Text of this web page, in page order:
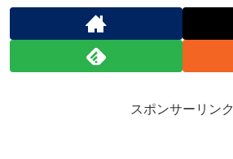
スポンサーリンク